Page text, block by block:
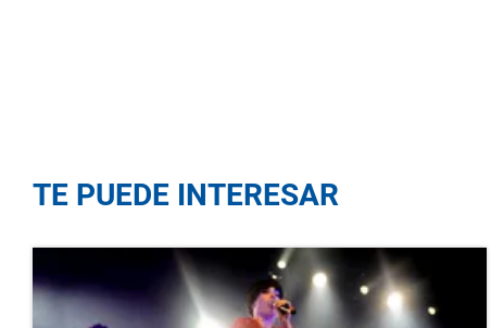
TE PUEDE INTERESAR